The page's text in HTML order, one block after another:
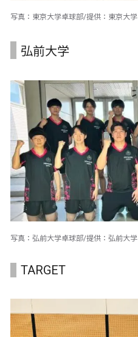
写真：東京大学卓球部/提供：東京大学
弘前大学
写真：弘前大学卓球部/提供：弘前大学
TARGET